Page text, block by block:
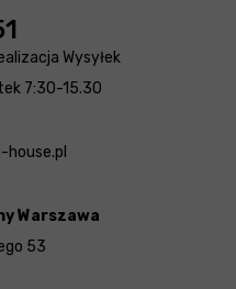
Wysyłek
7:30-15.30
Warszawa
53